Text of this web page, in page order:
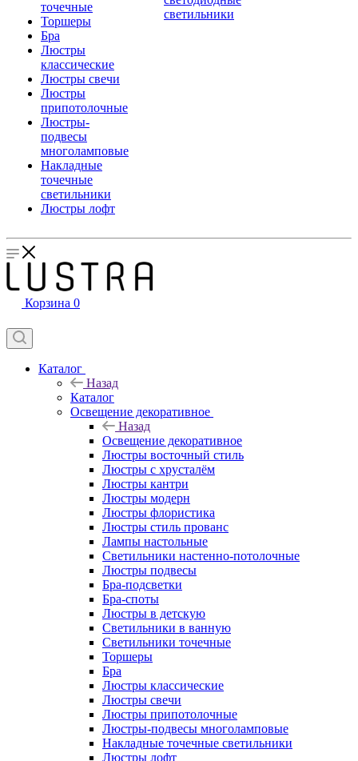
точечные
Торшеры
Бра
Люстры
классические
Люстры свечи
Люстры
припотолочные
Люстры-
подвесы
многоламповые
Накладные
точечные
светильники
Люстры лофт
светильники
Корзина 0
Каталог
Назад
Каталог
Освещение декоративное
Назад
Освещение декоративное
Люстры восточный стиль
Люстры с хрусталём
Люстры кантри
Люстры модерн
Люстры флористика
Люстры стиль прованс
Лампы настольные
Светильники настенно-потолочные
Люстры подвесы
Бра-подсветки
Бра-споты
Люстры в детскую
Светильники в ванную
Светильники точечные
Торшеры
Бра
Люстры классические
Люстры свечи
Люстры припотолочные
Люстры-подвесы многоламповые
Накладные точечные светильники
Люстры лофт